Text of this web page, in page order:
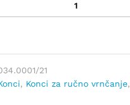
21
, Konci za ručno vrnčanje,